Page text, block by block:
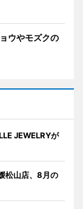
ウやモズクの
JEWELRYが
松山店、8月の